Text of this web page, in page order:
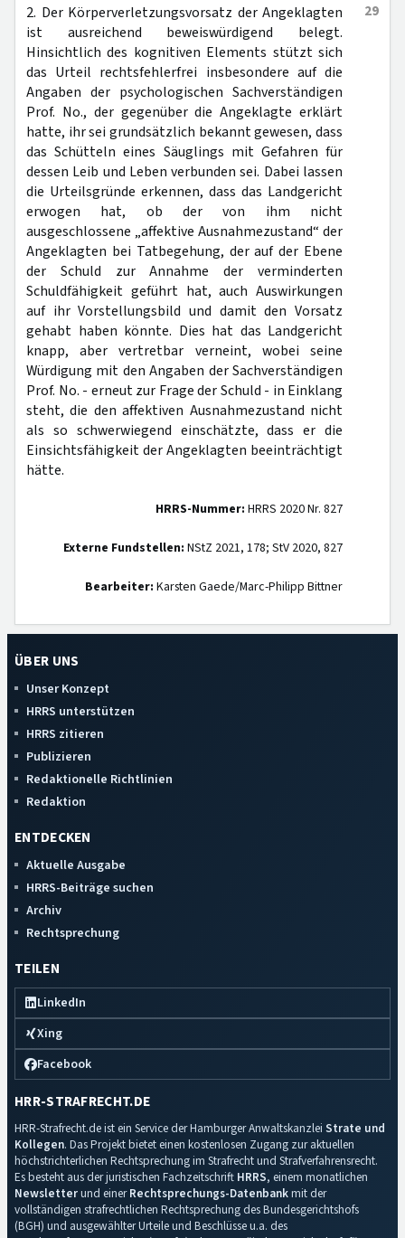
29
2. Der Körperverletzungsvorsatz der Angeklagten
ist ausreichend beweiswürdigend belegt.
Hinsichtlich des kognitiven Elements stützt sich
das Urteil rechtsfehlerfrei insbesondere auf die
Angaben der psychologischen Sachverständigen
Prof. No., der gegenüber die Angeklagte erklärt
hatte, ihr sei grundsätzlich bekannt gewesen, dass
das Schütteln eines Säuglings mit Gefahren für
dessen Leib und Leben verbunden sei. Dabei lassen
die Urteilsgründe erkennen, dass das Landgericht
erwogen hat, ob der von ihm nicht
ausgeschlossene „affektive Ausnahmezustand“ der
Angeklagten bei Tatbegehung, der auf der Ebene
der Schuld zur Annahme der verminderten
Schuldfähigkeit geführt hat, auch Auswirkungen
auf ihr Vorstellungsbild und damit den Vorsatz
gehabt haben könnte. Dies hat das Landgericht
knapp, aber vertretbar verneint, wobei seine
Würdigung mit den Angaben der Sachverständigen
Prof. No. - erneut zur Frage der Schuld - in Einklang
steht, die den affektiven Ausnahmezustand nicht
als so schwerwiegend einschätzte, dass er die
Einsichtsfähigkeit der Angeklagten beeinträchtigt
hätte.
HRRS-Nummer: HRRS 2020 Nr. 827
Externe Fundstellen: NStZ 2021, 178; StV 2020, 827
Bearbeiter: Karsten Gaede/Marc-Philipp Bittner
ÜBER UNS
Unser Konzept
HRRS unterstützen
HRRS zitieren
Publizieren
Redaktionelle Richtlinien
Redaktion
ENTDECKEN
Aktuelle Ausgabe
HRRS-Beiträge suchen
Archiv
Rechtsprechung
TEILEN
LinkedIn
Xing
Facebook
HRR-STRAFRECHT.DE
HRR-Strafrecht.de ist ein Service der Hamburger Anwaltskanzlei Strate und
Kollegen. Das Projekt bietet einen kostenlosen Zugang zur aktuellen
höchstrichterlichen Rechtsprechung im Strafrecht und Strafverfahrensrecht.
Es besteht aus der juristischen Fachzeitschrift HRRS, einem monatlichen
Newsletterund einerRechtsprechungs-Datenbankmit der
vollständigen strafrechtlichen Rechtsprechung des Bundesgerichtshofs
(BGH) und ausgewählter Urteile und Beschlüsse u.a. des